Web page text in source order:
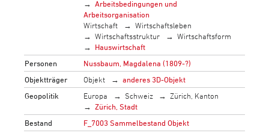
Arbeitsbedingungen und
Arbeitsorganisation
Wirtschaft
Wirtschaftsleben
Wirtschaftsstruktur
Wirtschaftsform
Hauswirtschaft
Personen
Nussbaum, Magdalena (1809-?)
Objektträger
Objekt
anderes 3D-Objekt
Geopolitik
Europa Schweiz
Zürich, Kanton
Zürich, Stadt
Bestand
F_7003 Sammelbestand Objekt